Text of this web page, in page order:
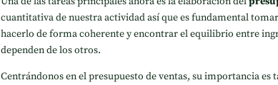
cuantitativa de nuestra actividad así que es fundamental
hacerlo de forma coherente y encontrar el equilibrio entre
dependen de los otros.
Centrándonos en el presupuesto de ventas, su importancia es